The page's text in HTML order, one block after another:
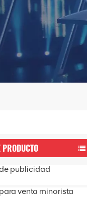
publicidad
venta minorista